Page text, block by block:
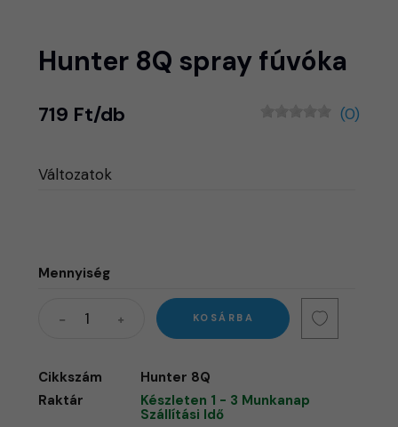
Hunter 8Q spray fúvóka
719 Ft/db (0)
Változatok
Mennyiség
KOSÁRBA
Cikkszám
Hunter 8Q
Raktár
Készleten 1 - 3 Munkanap
Szállítási Idő